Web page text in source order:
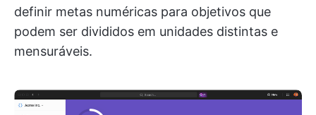
definir metas numéricas para objetivos que
podem ser divididos em unidades distintas e
mensuráveis.